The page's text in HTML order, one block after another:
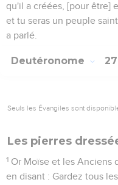
qu'il a créées, [pour être]
et tu seras un peuple
a parlé.
Deutéronome 27
Seuls les Évangiles sont
Les pierres
1 Or Moïse et les Anciens
en disant : Gardez tous